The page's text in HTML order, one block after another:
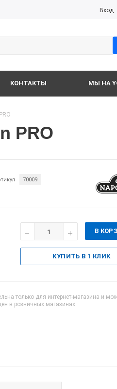
Вход
КОНТАКТЫ МЫ НА
PRO
70009
В
КУПИТЬ В 1 КЛИК
только для интернет-магазина и
в розничных магазинах